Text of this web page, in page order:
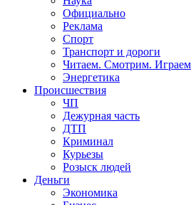
Официально
Реклама
Спорт
Транспорт и дороги
Читаем. Смотрим. Играем
Энергетика
Происшествия
ЧП
Дежурная часть
ДТП
Криминал
Курьезы
Розыск людей
Деньги
Экономика